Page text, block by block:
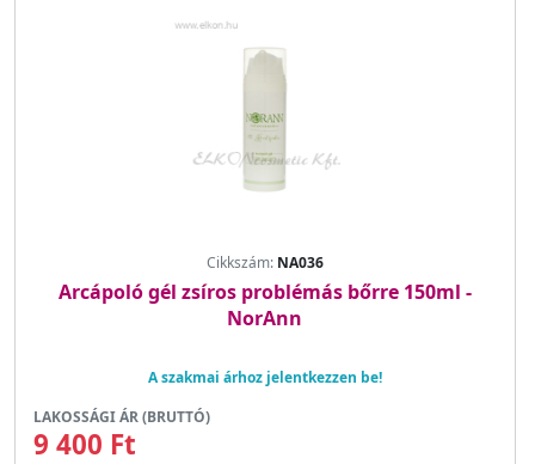
Cikkszám: NA036
Arcápoló gél zsíros problémás bőrre 150ml -
NorAnn
A szakmai árhoz jelentkezzen be!
LAKOSSÁGI ÁR (BRUTTÓ)
9 400 Ft